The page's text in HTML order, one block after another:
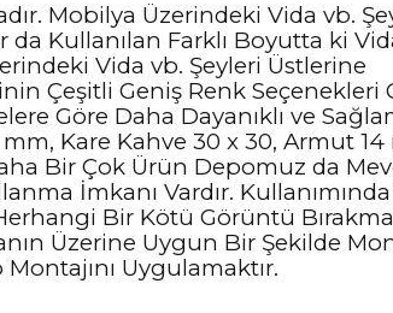
Mobilya Üzerindeki Vida vb.
Kullanılan Farklı Boyutta ki
Vida vb. Şeyleri Üstlerine
Çeşitli Geniş Renk Seçenekleri
Göre Daha Dayanıklı ve
Kare Kahve 30 x 30, Armut 14
Bir Çok Ürün Depomuz da
İmkanı Vardır.
Bir Kötü Görüntü
Üzerine Uygun Bir Şekilde
Uygulamaktır.